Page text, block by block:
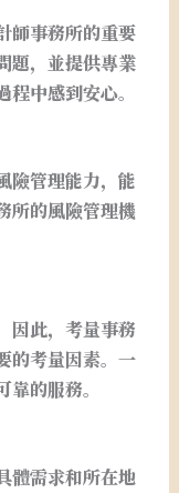
師事務所的重要
題，並提供專業
中感到安心。
險管理能力，能
所的風險管理機
因此，考量事務
的考量因素。一
的服務。
體需求和所在地